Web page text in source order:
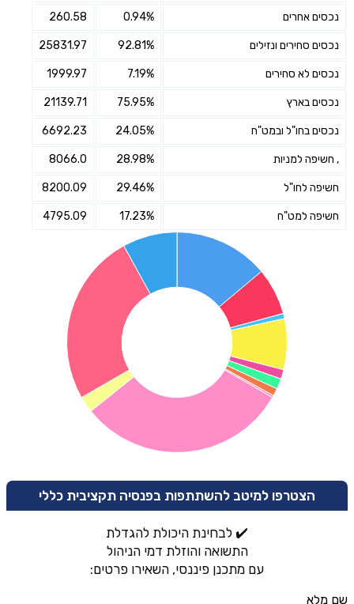
נכסים אחרים 0.94%
260.58
נכסים סחירים ונזילים 92.81%
25831.97
נכסים לא סחירים 7.19%
1999.97
נכסים בארץ 75.95%
21139.71
נכסים בחו"ל ובמט"ח 24.05%
6692.23
, חשיפה למניות 28.98%
8066.0
חשיפה לחו"ל 29.46%
8200.09
חשיפה למט"ח 17.23%
4795.09
הצטרפו למיטב להשתתפות בפנסיה תקציבית כללי
✔️ לבחינת היכולת להגדלת
התשואה והוזלת דמי הניהול
עם מתכנן פיננסי, השאירו פרטים:
שם מלא